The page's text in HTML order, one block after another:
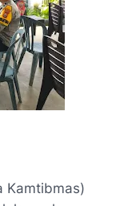
Kamtibmas)